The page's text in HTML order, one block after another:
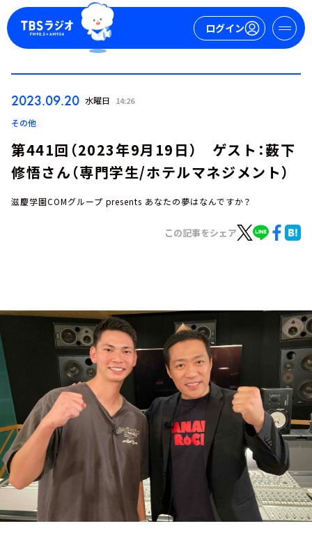
ログイン
お知らせ
イベント・グッズ
YouTube
会社情報
2023.09.20 水曜日 14:26
その他
第441回（2023年9月19日） ゲスト：薮下
修悟さん（専門学生/ホテルマネジメント）
滋慶学園COMグループ presents あなたの夢はなんですか？
この記事をシェア